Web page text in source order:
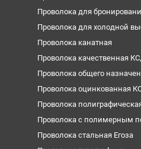
Проволока для
Проволока для холодной
Проволока канатная
Проволока качественная
Проволока общего
Проволока оцинкованная
Проволока
Проволока с полимерным
Проволока стальная Егоза